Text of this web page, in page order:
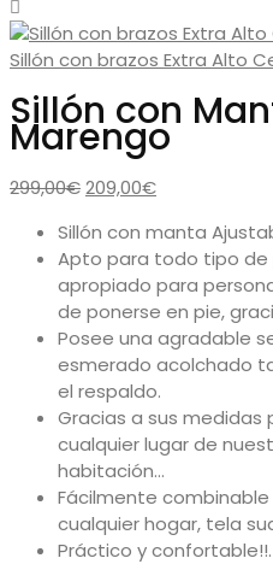
Sillón con brazos Extra Alto
Sillón con
Marengo
299,00€ El
original
era:
299,00€.
209,00€El
actual
es:
209,00€.
Sillón con manta
Apto para todo tipo de
apropiado para
de ponerse en pie,
Posee una agradable
esmerado acolchado
el respaldo.
Gracias a sus medidas
cualquier lugar de
habitación…
Fácilmente
cualquier hogar, tela
Práctico y